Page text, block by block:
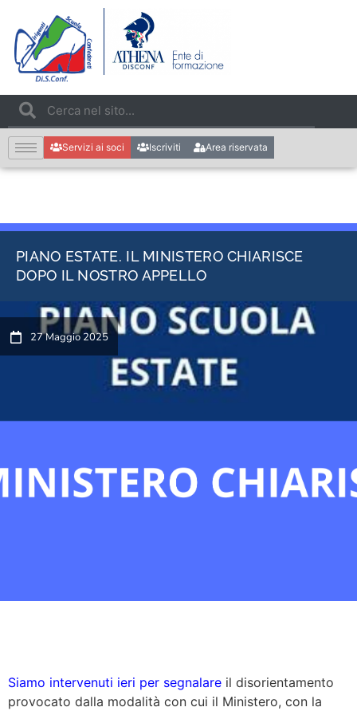
Servizi ai soci Iscriviti Area riservata
PIANO ESTATE. IL MINISTERO CHIARISCE
DOPO IL NOSTRO APPELLO
27 Maggio 2025
Siamo intervenuti ieri per segnalare il disorientamento
provocato dalla modalità con cui il Ministero, con la